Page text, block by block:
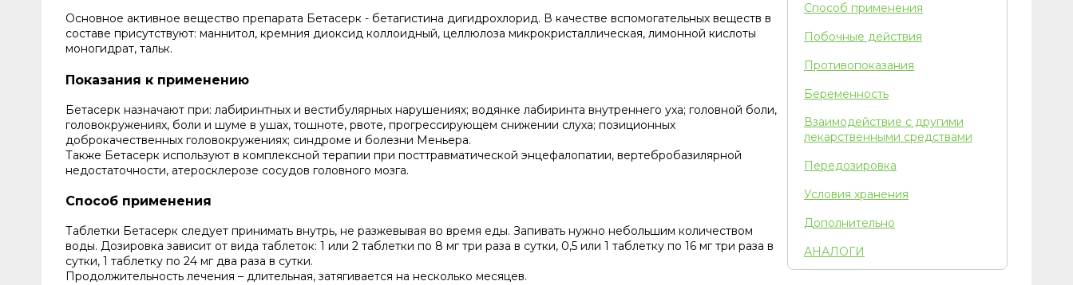
Основное активное вещество препарата Бетасерк - бетагистина дигидрохлорид. В качестве вспомогательных веществ в
составе присутствуют: маннитол, кремния диоксид коллоидный, целлюлоза микрокристаллическая, лимонной кислоты
моногидрат, тальк.
Показания к применению
Бетасерк назначают при: лабиринтных и вестибулярных нарушениях; водянке лабиринта внутреннего уха; головной боли,
головокружениях, боли и шуме в ушах, тошноте, рвоте, прогрессирующем снижении слуха; позиционных
доброкачественных головокружениях; синдроме и болезни Меньера.
Также Бетасерк используют в комплексной терапии при посттравматической энцефалопатии, вертебробазилярной
недостаточности, атеросклерозе сосудов головного мозга.
Способ применения
Таблетки Бетасерк следует принимать внутрь, не разжевывая во время еды. Запивать нужно небольшим количеством
воды. Дозировка зависит от вида таблеток: 1 или 2 таблетки по 8 мг три раза в сутки, 0,5 или 1 таблетку по 16 мг три раза в
сутки, 1 таблетку по 24 мг два раза в сутки.
Продолжительность лечения – длительная, затягивается на несколько месяцев.
Способ применения
Побочные действия
Противопоказания
Беременность
Взаимодействие с другими
лекарственными средствами
Передозировка
Условия хранения
Дополнительно
АНАЛОГИ